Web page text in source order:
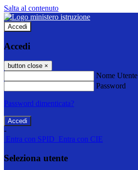
Salta al contenuto
Accedi
Accedi
button close ×
Nome Utente
Password
Password dimenticata?
-
Entra con SPID Entra con CIE
Seleziona utente